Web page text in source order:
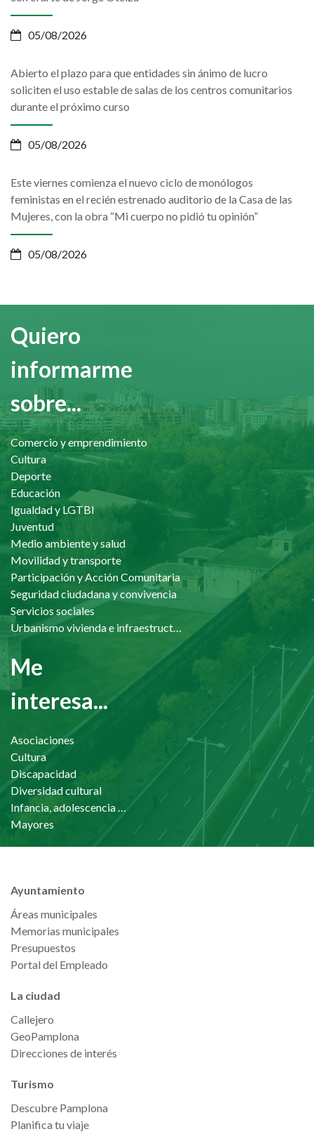
05/08/2026
Abierto el plazo para que entidades sin ánimo de lucro
soliciten el uso estable de salas de los centros comunitarios
durante el próximo curso
05/08/2026
Este viernes comienza el nuevo ciclo de monólogos
feministas en el recién estrenado auditorio de la Casa de las
Mujeres, con la obra “Mi cuerpo no pidió tu opinión”
05/08/2026
Quiero
informarme
sobre...
Comercio y emprendimiento
Cultura
Deporte
Educación
Igualdad y LGTBI
Juventud
Medio ambiente y salud
Movilidad y transporte
Participación y Acción Comunitaria
Seguridad ciudadana y convivencia
Servicios sociales
Urbanismo vivienda e infraestructuras
Me
interesa...
Asociaciones
Cultura
Discapacidad
Diversidad cultural
Infancia, adolescencia y familia
Mayores
Ayuntamiento
Áreas municipales
Memorias municipales
Presupuestos
Portal del Empleado
La ciudad
Callejero
GeoPamplona
Direcciones de interés
Turismo
Descubre Pamplona
Planifica tu viaje